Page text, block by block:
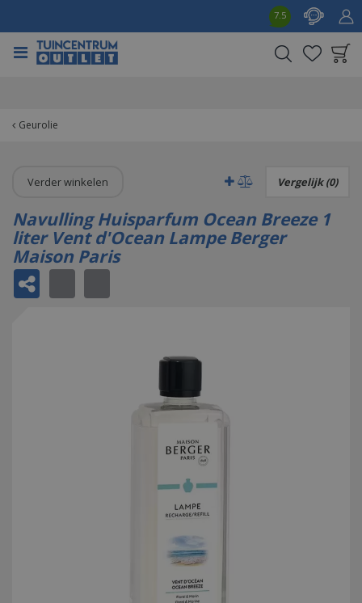
Geurolie
7.5
Verder winkelen Vergelijk (0)
Navulling Huisparfum Ocean Breeze 1
liter Vent d'Ocean Lampe Berger
Maison Paris